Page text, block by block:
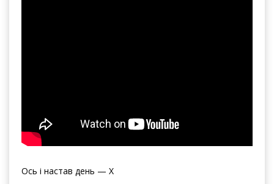
Ось і настав день — X